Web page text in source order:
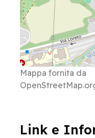
Mappa fornita da
Link e